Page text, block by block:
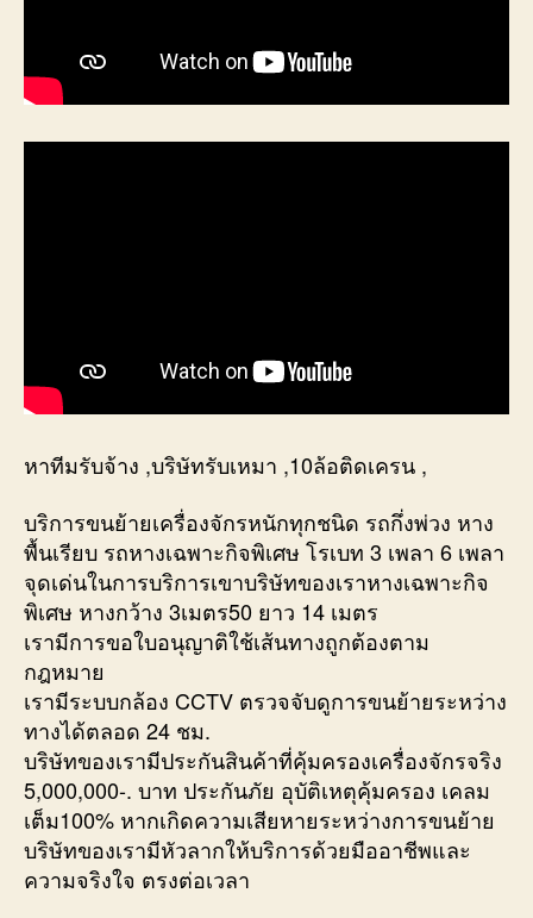
หาทีมรับจ้าง ,บริษัทรับเหมา ,10ล้อติดเครน ,
บริการขนย้ายเครื่องจักรหนักทุกชนิด รถกึ่งพ่วง หาง
พื้นเรียบ รถหางเฉพาะกิจพิเศษ โรเบท 3 เพลา 6 เพลา
จุดเด่นในการบริการเขาบริษัทของเราหางเฉพาะกิจ
พิเศษ หางกว้าง 3เมตร50 ยาว 14 เมตร
เรามีการขอใบอนุญาติใช้เส้นทางถูกต้องตาม
กฎหมาย
เรามีระบบกล้อง CCTV ตรวจจับดูการขนย้ายระหว่าง
ทางได้ตลอด 24 ชม.
บริษัทของเรามีประกันสินค้าที่คุ้มครองเครื่องจักรจริง
5,000,000-. บาท ประกันภัย อุบัติเหตุคุ้มครอง เคลม
เต็ม100% หากเกิดความเสียหายระหว่างการขนย้าย
บริษัทของเรามีหัวลากให้บริการด้วยมืออาชีพและ
ความจริงใจ ตรงต่อเวลา